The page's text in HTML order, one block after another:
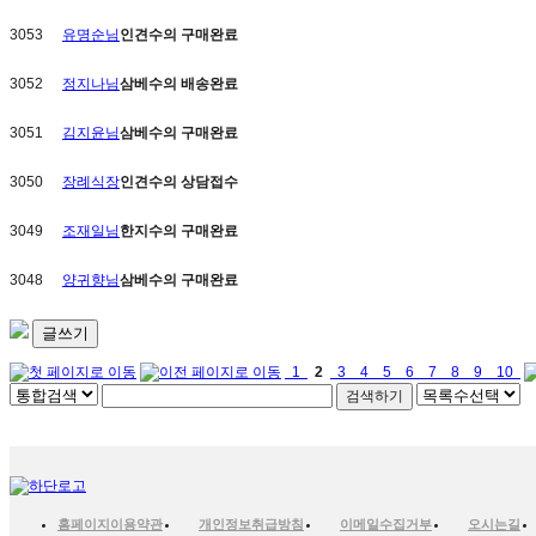
3053 유명순님인견수의 구매완료
3052 정지나님삼베수의 배송완료
3051 김지윤님삼베수의 구매완료
3050 장례식장인견수의 상담접수
3049 조재일님한지수의 구매완료
3048 양귀향님삼베수의 구매완료
글쓰기
1 2 3 4 5 6 7 8 9 10
홈페이지이용약관 개인정보취급방침 이메일수집거부 오시는길